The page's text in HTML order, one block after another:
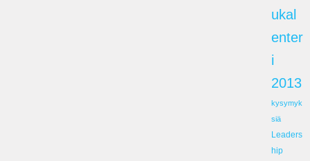
ukal
enter
i
2013
kysymyk
siä
Leaders
hip